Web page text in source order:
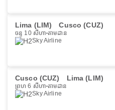
Lima (LIM) Cusco (CUZ)
ចន្ទ 10 សីហា តាមដាន
Sky Airline
Cusco (CUZ) Lima (LIM)
ព្រហ 6 សីហា តាមដាន
Sky Airline